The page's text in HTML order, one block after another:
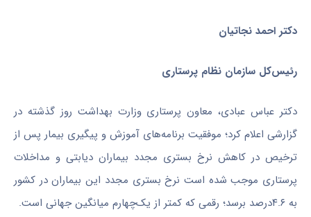
دکتر احمد نجاتیان
رئیس‌کل سازمان نظام پرستاری
دکتر عباس عبادی، معاون پرستاری وزارت بهداشت روز گذشته در
گزارشی اعلام کرد؛‌ موفقیت برنامه‌های آموزش و پیگیری بیمار پس از
ترخیص در کاهش نرخ بستری مجدد بیماران دیابتی و مداخلات
پرستاری موجب شده است نرخ بستری مجدد این بیماران در کشور
به ۴.۶درصد برسد؛ رقمی که کمتر از یک‌چهارم میانگین جهانی است
.